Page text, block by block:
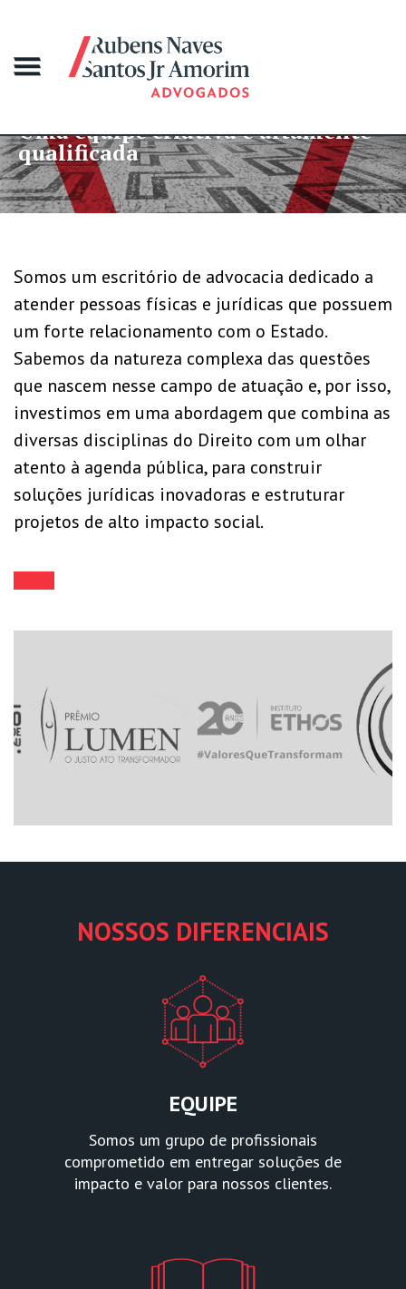
equipe criativa e altamente
Somos um escritório de advocacia dedicado a
atender pessoas físicas e jurídicas que possuem
um forte relacionamento com o Estado.
Sabemos da natureza complexa das questões
que nascem nesse campo de atuação e, por isso,
investimos em uma abordagem que combina as
diversas disciplinas do Direito com um olhar
atento à agenda pública, para construir
soluções jurídicas inovadoras e estruturar
projetos de alto impacto social.
NOSSOS DIFERENCIAIS
EQUIPE
Somos um grupo de profissionais
comprometido em entregar soluções de
impacto e valor para nossos clientes.